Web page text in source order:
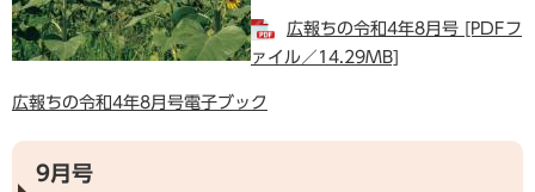
広報ちの令和4年8月号 [PDFフ
ァイル／14.29MB]
広報ちの令和4年8月号電子ブック
9月号